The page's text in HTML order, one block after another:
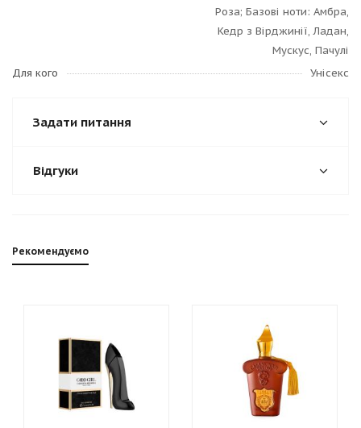
Роза; Базові ноти: Амбра,
Кедр з Вірджинії, Ладан,
Мускус, Пачулі
Для кого
Унісекс
Задати питання
Відгуки
Рекомендуємо